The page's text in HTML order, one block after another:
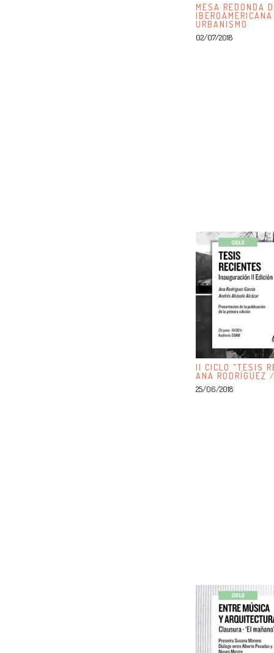
MESA REDONDA
URBANISMO
02/07/2018
II CICLO "TESIS
ANA RODRÍGUEZ
25/06/2018